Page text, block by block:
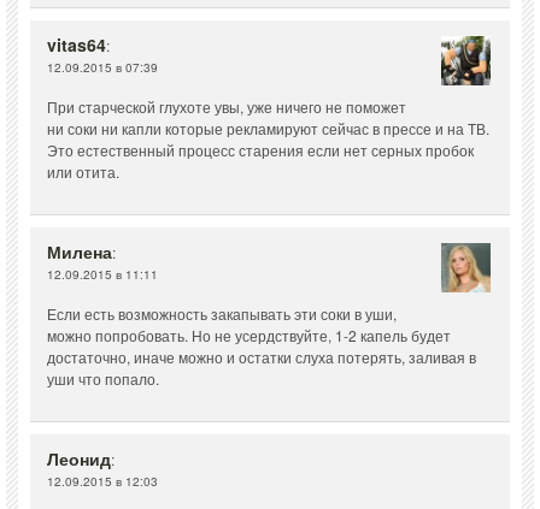
vitas64:
12.09.2015 в 07:39
При старческой глухоте увы, уже ничего не поможет
ни соки ни капли которые рекламируют сейчас в прессе и на ТВ.
Это естественный процесс старения если нет серных пробок
или отита.
Милена:
12.09.2015 в 11:11
Если есть возможность закапывать эти соки в уши,
можно попробовать. Но не усердствуйте, 1-2 капель будет
достаточно, иначе можно и остатки слуха потерять, заливая в
уши что попало.
Леонид:
12.09.2015 в 12:03